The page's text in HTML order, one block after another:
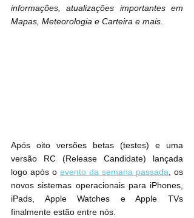
informações, atualizações importantes em
Mapas, Meteorologia e Carteira e mais.
Após oito versões betas (testes) e uma
versão RC (Release Candidate) lançada
logo após o evento da semana passada , os
novos sistemas operacionais para iPhones,
iPads, Apple Watches e Apple TVs
finalmente estão entre nós.